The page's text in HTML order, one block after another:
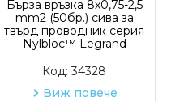
Бърза връзка 8х0,75-2,5
mm2 (50бр.) сива за
твърд проводник серия
Nylbloc™ Legrand
Код:34328
Виж повече